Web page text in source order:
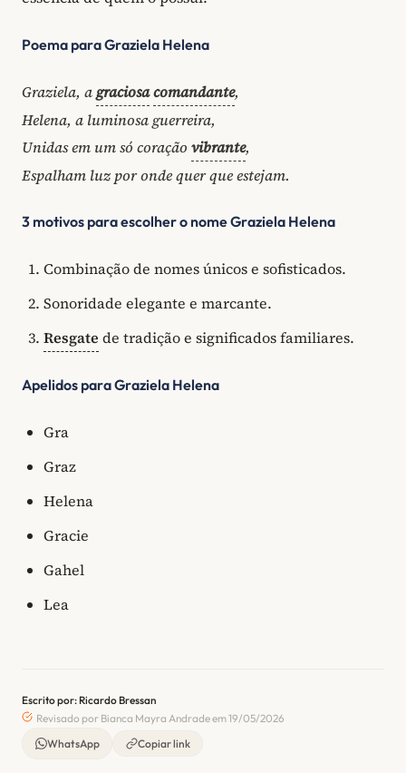
Poema para Graziela Helena
Graziela, agraciosacomandante,
Helena, a luminosa guerreira,
Unidas em um só coração vibrante,
Espalham luz por onde quer que estejam.
3 motivos para escolher o nome Graziela Helena
Combinação de nomes únicos e sofisticados.
Sonoridade elegante e marcante.
Resgate de tradição e significados familiares.
Apelidos para Graziela Helena
Gra
Graz
Helena
Gracie
Gahel
Lea
Escrito por: Ricardo Bressan
Revisado por Bianca Mayra Andrade em 19/05/2026
WhatsApp
Copiar link